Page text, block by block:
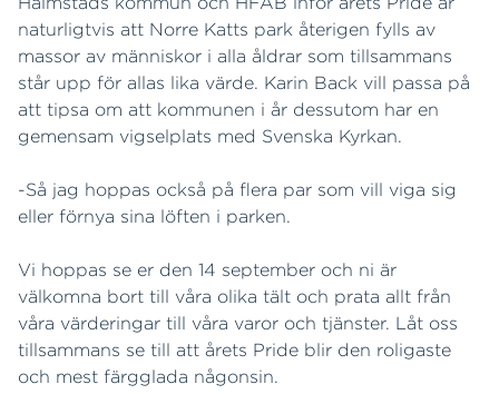
naturligtvis att Norre Katts park återigen fylls av
massor av människor i alla åldrar som tillsammans
står upp för allas lika värde. Karin Back vill passa på
att tipsa om att kommunen i år dessutom har en
gemensam vigselplats med Svenska Kyrkan.
-Så jag hoppas också på flera par som vill viga sig
eller förnya sina löften i parken.
Vi hoppas se er den 14 september och ni är
välkomna bort till våra olika tält och prata allt från
våra värderingar till våra varor och tjänster. Låt oss
tillsammans se till att årets Pride blir den roligaste
och mest färgglada någonsin.